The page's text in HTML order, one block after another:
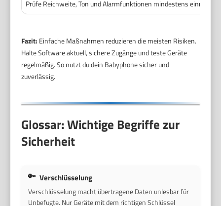
Prüfe Reichweite, Ton und Alarmfunktionen mindestens einmal
Fazit: Einfache Maßnahmen reduzieren die meisten Risiken.
Halte Software aktuell, sichere Zugänge und teste Geräte
regelmäßig. So nutzt du dein Babyphone sicher und
zuverlässig.
Glossar: Wichtige Begriffe zur
Sicherheit
Verschlüsselung
Verschlüsselung macht übertragene Daten unlesbar für
Unbefugte. Nur Geräte mit dem richtigen Schlüssel